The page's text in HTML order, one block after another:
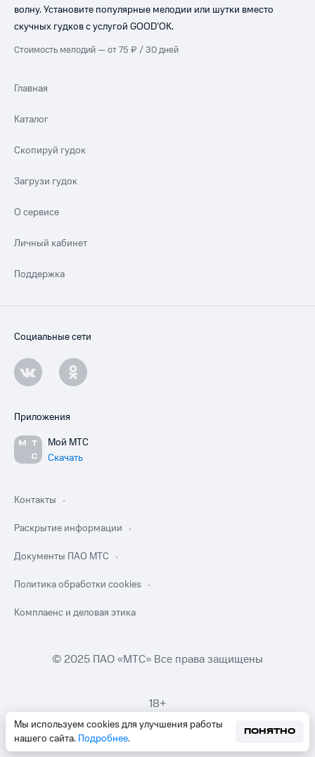
Мы используем cookies для улучшения работы
нашего сайта. Подробнее.
ПОНЯТНО
волну. Установите популярные мелодии или шутки вместо
скучных гудков с услугой GOOD’OK.
Стоимость мелодий — от 75 ₽ / 30 дней
Главная
Каталог
Скопируй гудок
Загрузи гудок
О сервисе
Личный кабинет
Поддержка
Социальные сети
Приложения
Мой МТС
Скачать
Контакты
Раскрытие информации
Документы ПАО МТС
Политика обработки cookies
Комплаенс и деловая этика
© 2025 ПАО «МТС» Все права защищены
18+